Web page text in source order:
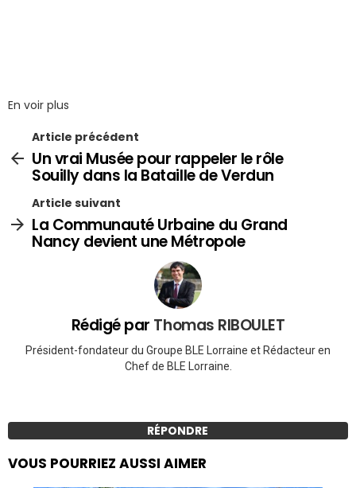
En voir plus
Article précédent
Un vrai Musée pour rappeler le rôle
Souilly dans la Bataille de Verdun
Article suivant
La Communauté Urbaine du Grand
Nancy devient une Métropole
Rédigé par Thomas RIBOULET
Président-fondateur du Groupe BLE Lorraine et Rédacteur en
Chef de BLE Lorraine.
RÉPONDRE
VOUS POURRIEZ AUSSI AIMER